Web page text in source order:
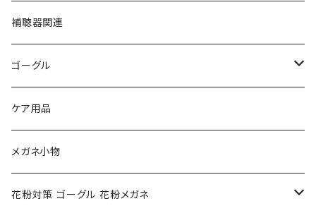
フルラ FURLA
トムフォード TOM FORD
NIKE ナイキ
クロエ chloe
ポリス POLICE
FURLA フルラ
トムフォード TOM FORD
Oakley オークリー
renoma レノマ
RODEN STOCK ローデンストック
PORSCHE DESIGN ポルシェデザイン
ルーペ
補聴器関連
ゴーグル
アックス AXE
花粉対策ゴーグル
度つき対応ゴーグル
ケア用品
メガネ小物
花粉対策 ゴーグル 花粉メガネ